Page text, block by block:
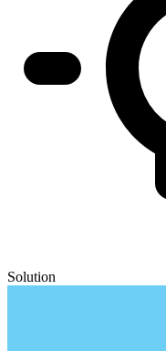
Solution